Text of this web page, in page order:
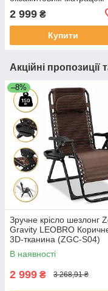
2 999 ₴
Купити
Акційні пропозиції
–8%
Зручне крісло шезлонг
Gravity LEOBRO
3D-тканина (ZGC-S04)
В наявності
2 999 ₴ 3 268,91 ₴